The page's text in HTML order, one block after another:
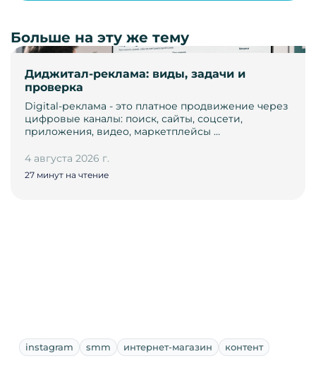
Диджитал-реклама: виды, задачи и
проверка
Digital-реклама - это платное продвижение через
цифровые каналы: поиск, сайты, соцсети,
приложения, видео, маркетплейсы …
4 августа 2026 г.
27 минут на чтение
Больше на эту же тему
instagram smm интернет-магазин контент